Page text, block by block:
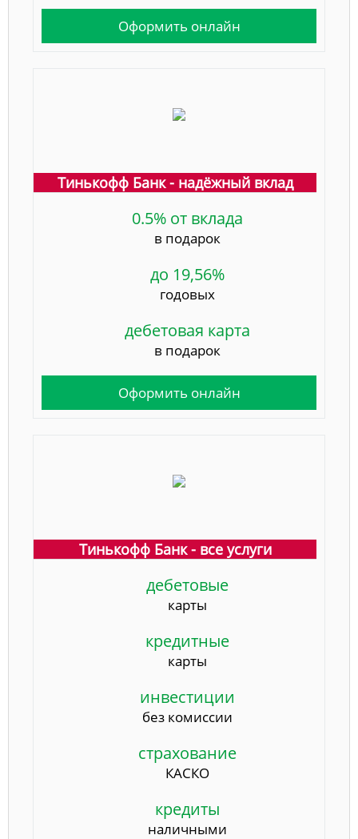
Оформить онлайн
Тинькофф Банк - надёжный вклад
0.5% от вклада
в подарок
до 19,56%
годовых
дебетовая карта
в подарок
Оформить онлайн
Тинькофф Банк - все услуги
дебетовые
карты
кредитные
карты
инвестиции
без комиссии
страхование
КАСКО
кредиты
наличными